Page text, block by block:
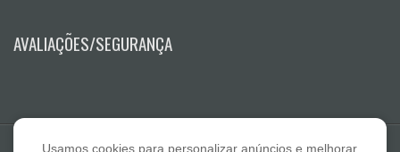
AVALIAÇÕES/SEGURANÇA
Usamos cookies para personalizar anúncios e melhorar